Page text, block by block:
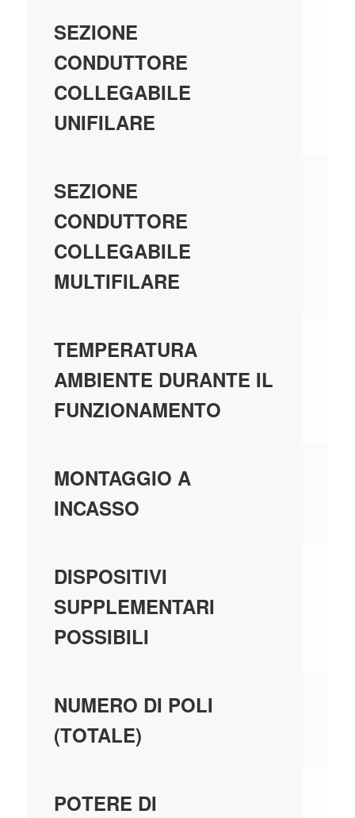
SEZIONE
CONDUTTORE
COLLEGABILE
UNIFILARE
SEZIONE
CONDUTTORE
COLLEGABILE
MULTIFILARE
TEMPERATURA
AMBIENTE DURANTE IL
FUNZIONAMENTO
MONTAGGIO A
INCASSO
DISPOSITIVI
SUPPLEMENTARI
POSSIBILI
NUMERO DI POLI
(TOTALE)
POTERE DI